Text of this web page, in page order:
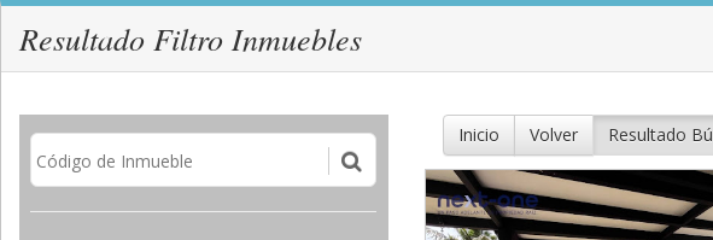
Resultado Filtro Inmuebles
Inicio Volver Resultado